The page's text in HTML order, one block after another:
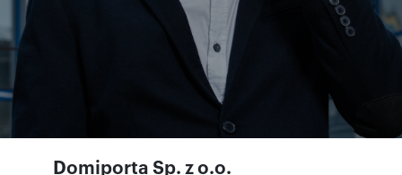
Domiporta Sp. z o.o.